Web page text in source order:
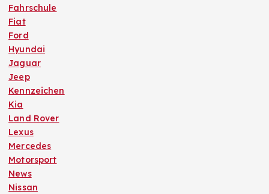
Fahrschule
Fiat
Ford
Hyundai
Jaguar
Jeep
Kennzeichen
Kia
Land Rover
Lexus
Mercedes
Motorsport
News
Nissan